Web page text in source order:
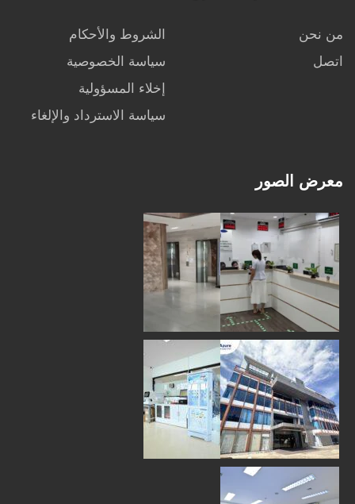
من نحن
اتصل
الشروط والأحكام
سياسة الخصوصية
إخلاء المسؤولية
سياسة الاسترداد والإلغاء
معرض الصور